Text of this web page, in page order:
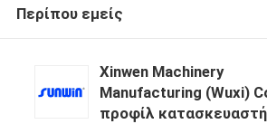
Περίπου εμείς
Xinwen Machinery
Manufacturing (Wuxi)
προφίλ κατασκευαστή